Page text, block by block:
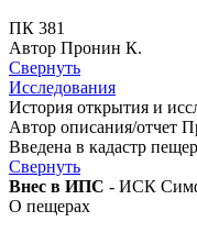
ПК 381
Автор Пронин К.
Свернуть
Исследования
История открытия и
Автор описания/отчет
Введена в кадастр
Свернуть
Внес в ИПС - ИСК
О пещерах